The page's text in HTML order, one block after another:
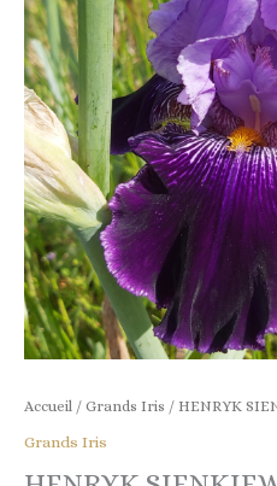
Accueil / Grands Iris / HENRYK
Grands Iris